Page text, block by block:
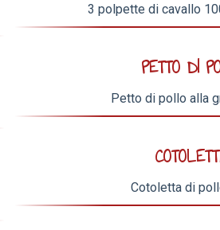
3 polpette di cavallo
PETTO DI
Petto di pollo alla
Cotoletta di